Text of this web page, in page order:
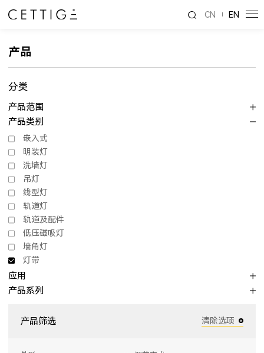
CN EN
产品
分类
产品范围
产品类别
嵌入式
明装灯
洗墙灯
吊灯
线型灯
轨道灯
轨道及配件
低压磁吸灯
墙角灯
灯带
应用
产品系列
产品筛选 清除选项